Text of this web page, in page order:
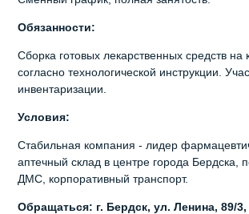
Обязанности:
Сборка готовых лекарственных средств на
согласно технологической инструкции.
инвентаризации.
Условия:
Стабильная компания - лидер
аптечный склад в центре города Бердска,
ДМС, корпоративный транспорт.
Обращаться: г. Бердск, ул. Ленина, 89/3,